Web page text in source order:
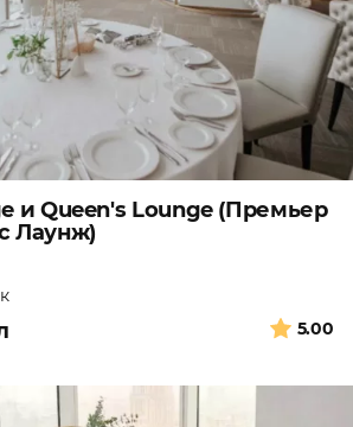
и Queen's Lounge (Премьер
Лаунж)
5.00